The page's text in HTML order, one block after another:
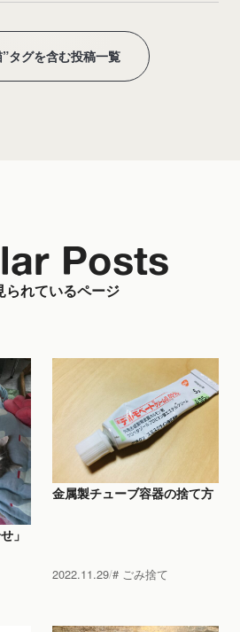
”タグを含む投稿一覧
られているページ
Posts
」
金属製チューブ容器の捨て方
2022.11.29 ごみ捨て